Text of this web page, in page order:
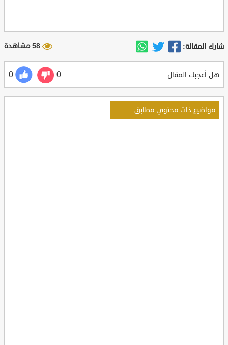
شارك المقالة: 58 مشاهدة
هل أعجبك المقال 0
0
مواضيع ذات محتوي مطابق